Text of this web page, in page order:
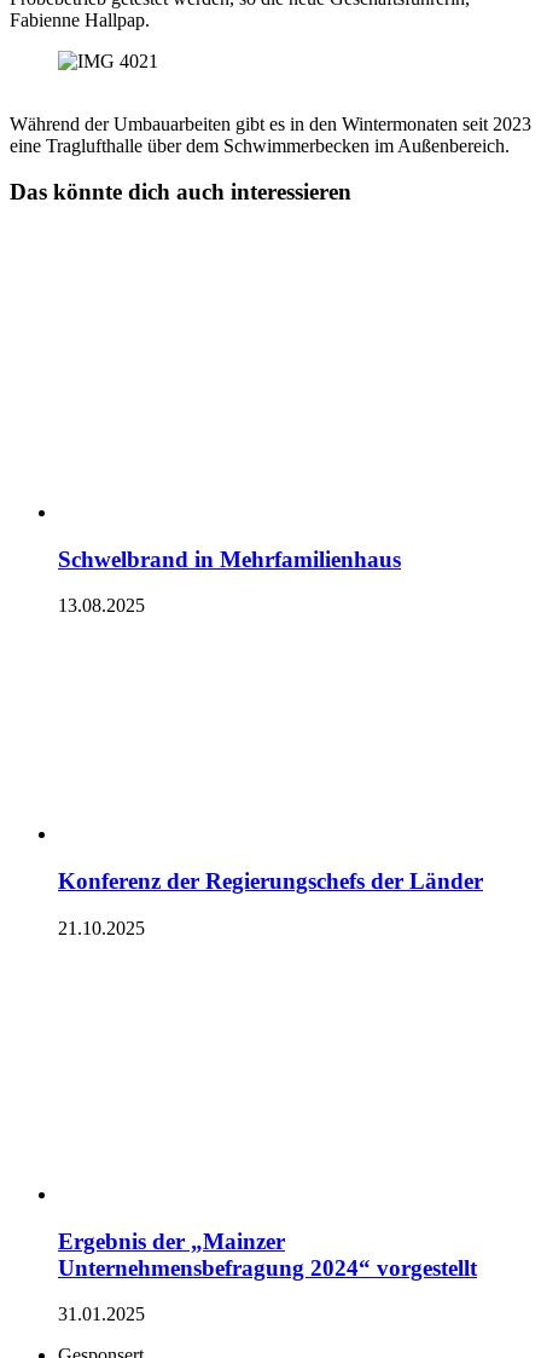
Fabienne Hallpap.
Während der Umbauarbeiten gibt es in den Wintermonaten seit 2023
eine Traglufthalle über dem Schwimmerbecken im Außenbereich.
Das könnte dich auch interessieren
Schwelbrand in Mehrfamilienhaus
13.08.2025
Konferenz der Regierungschefs der Länder
21.10.2025
Ergebnis der „Mainzer
Unternehmensbefragung 2024“ vorgestellt
31.01.2025